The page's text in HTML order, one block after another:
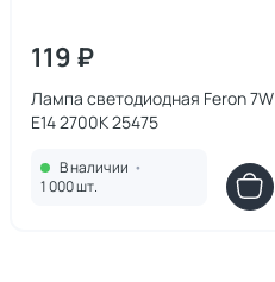
119 ₽
Лампа светодиодная Feron 7W
E14 2700K 25475
В наличии •
1 000 шт.